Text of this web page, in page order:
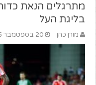
מתרגלים הנאת
בליגת העל
מורן כהן 20 בספטמבר 2016